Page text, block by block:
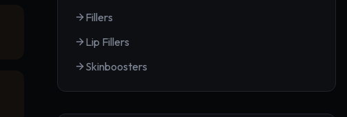
Fillers
Lip Fillers
Skinboosters